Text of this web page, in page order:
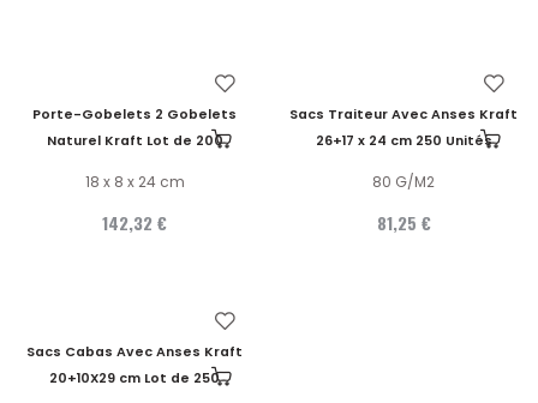
Porte-Gobelets 2 Gobelets
Naturel Kraft Lot de 200
18 x 8 x 24 cm
142,32 €
Sacs Traiteur Avec Anses Kraft
26+17 x 24 cm 250 Unités
80 G/M2
81,25 €
Sacs Cabas Avec Anses Kraft
20+10X29 cm Lot de 250